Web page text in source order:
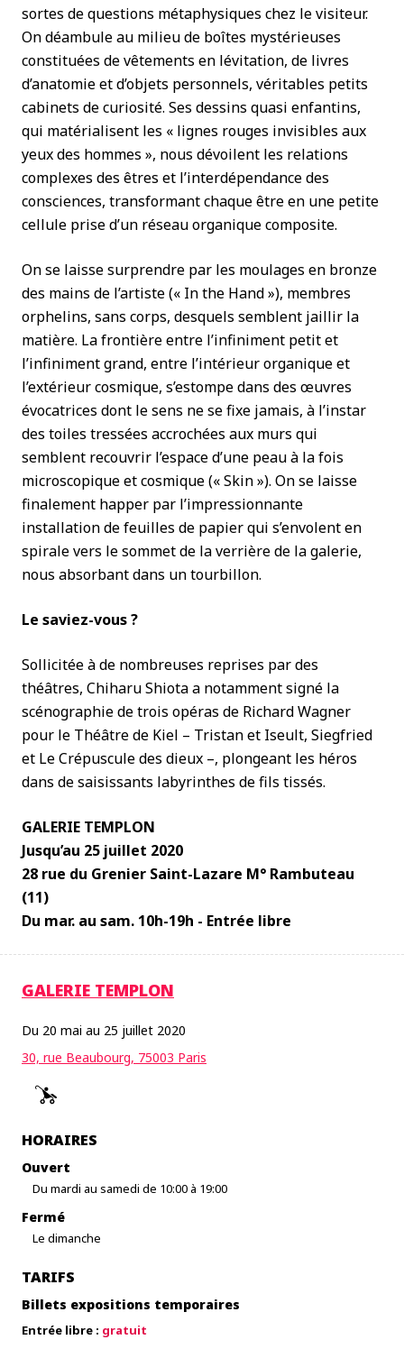
sortes de questions métaphysiques chez le visiteur.
On déambule au milieu de boîtes mystérieuses
constituées de vêtements en lévitation, de livres
d’anatomie et d’objets personnels, véritables petits
cabinets de curiosité. Ses dessins quasi enfantins,
qui matérialisent les « lignes rouges invisibles aux
yeux des hommes », nous dévoilent les relations
complexes des êtres et l’interdépendance des
consciences, transformant chaque être en une petite
cellule prise d’un réseau organique composite.
On se laisse surprendre par les moulages en bronze
des mains de l’artiste (« In the Hand »), membres
orphelins, sans corps, desquels semblent jaillir la
matière. La frontière entre l’infiniment petit et
l’infiniment grand, entre l’intérieur organique et
l’extérieur cosmique, s’estompe dans des œuvres
évocatrices dont le sens ne se fixe jamais, à l’instar
des toiles tressées accrochées aux murs qui
semblent recouvrir l’espace d’une peau à la fois
microscopique et cosmique (« Skin »). On se laisse
finalement happer par l’impressionnante
installation de feuilles de papier qui s’envolent en
spirale vers le sommet de la verrière de la galerie,
nous absorbant dans un tourbillon.
Le saviez-vous ?
Sollicitée à de nombreuses reprises par des
théâtres, Chiharu Shiota a notamment signé la
scénographie de trois opéras de Richard Wagner
pour le Théâtre de Kiel – Tristan et Iseult, Siegfried
et Le Crépuscule des dieux –, plongeant les héros
dans de saisissants labyrinthes de fils tissés.
GALERIE TEMPLON
Jusqu’au 25 juillet 2020
28 rue du Grenier Saint-Lazare M° Rambuteau
(11)
Du mar. au sam. 10h-19h - Entrée libre
GALERIE TEMPLON
Du 20 mai au 25 juillet 2020
30, rue Beaubourg, 75003 Paris
HORAIRES
Ouvert
Du mardi au samedi de 10:00 à 19:00
Fermé
Le dimanche
TARIFS
Billets expositions temporaires
Entrée libre : gratuit